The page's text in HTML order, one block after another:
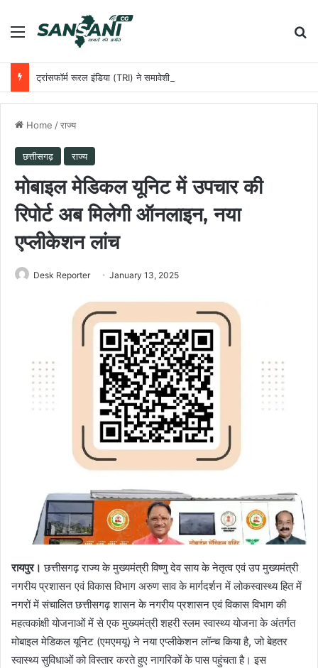
Menu
Home /राज्य
छत्तीसगढ़ राज्य
मोबाइल मेडिकल यूनिट में उपचार की
रिपोर्ट अब मिलेगी ऑनलाइन, नया
एप्लीकेशन लांच
Desk Reporter January 13, 2025
रायपुर। छत्तीसगढ़ राज्य के मुख्यमंत्री विष्णु देव साय के नेतृत्व एवं उप मुख्यमंत्री
नगरीय प्रशासन एवं विकास विभाग अरुण साव के मार्गदर्शन में लोकस्वास्थ्य हित में
नगरों में संचालित छत्तीसगढ़ शासन के नगरीय प्रशासन एवं विकास विभाग की
महत्वकांक्षी योजनाओं में से एक मुख्यमंत्री शहरी स्लम स्वास्थ्य योजना के अंतर्गत
मोबाइल मेडिकल यूनिट (एमएमयू) ने नया एप्लीकेशन लॉन्च किया है, जो बेहतर
स्वास्थ्य सुविधाओं को विस्तार करते हुए नागरिकों के पास पहुंचता है। इस